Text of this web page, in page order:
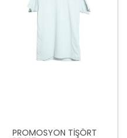
PROMOSYON TİŞÖRT